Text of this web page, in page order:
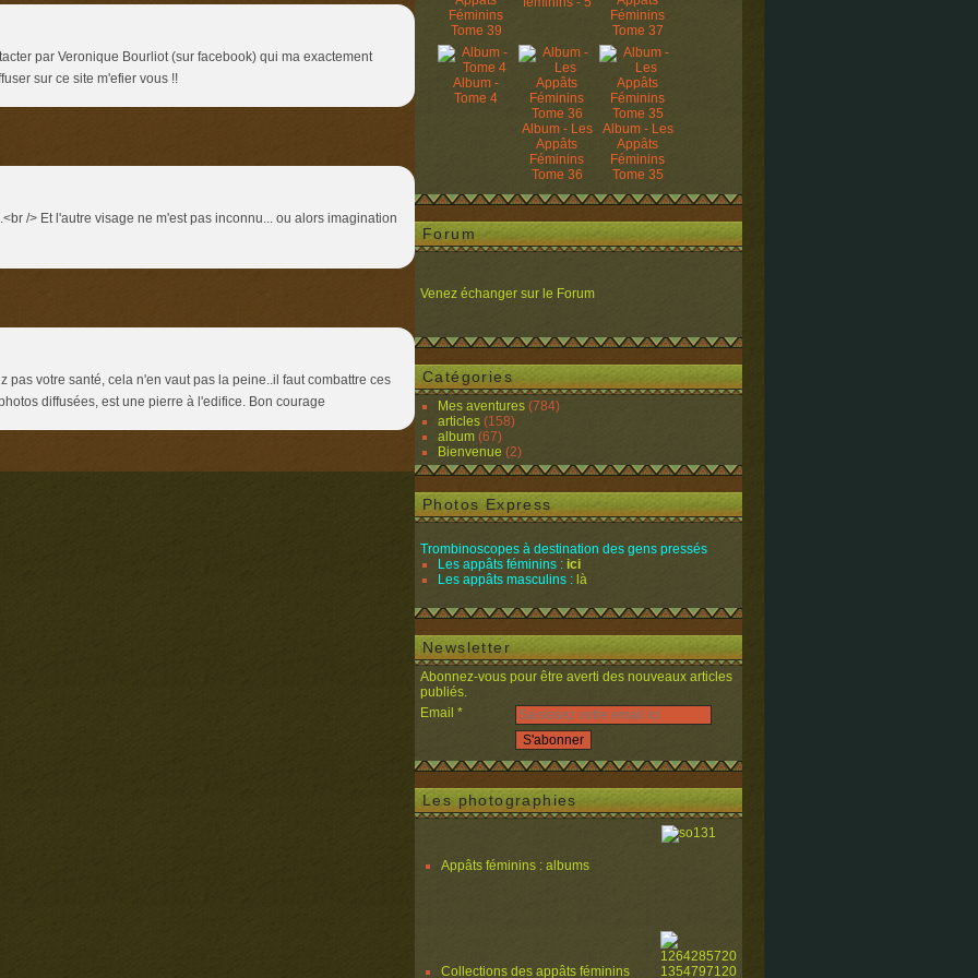
par Veronique Bourliot (sur facebook) qui ma exactement
sur ce site m'efier vous !!
/> Et l'autre visage ne m'est pas inconnu... ou alors imagination
pas votre santé, cela n'en vaut pas la peine..il faut combattre ces
diffusées, est une pierre à l'edifice. Bon courage
Féminins
Tome 39
Féminins
Tome 37
Album -
Tome 4
Album - Les
Appâts
Féminins
Tome 36
Album - Les
Appâts
Féminins
Tome 35
Forum
Venez échanger sur le Forum
Catégories
Mes aventures (784)
articles (158)
album (67)
Bienvenue (2)
Photos Express
Trombinoscopes à destination des gens pressés
Les appâts féminins : ici
Les appâts masculins : là
Newsletter
Abonnez-vous pour être averti des nouveaux articles
publiés.
Email
Les photographies
Appâts féminins : albums
Collections des appâts féminins